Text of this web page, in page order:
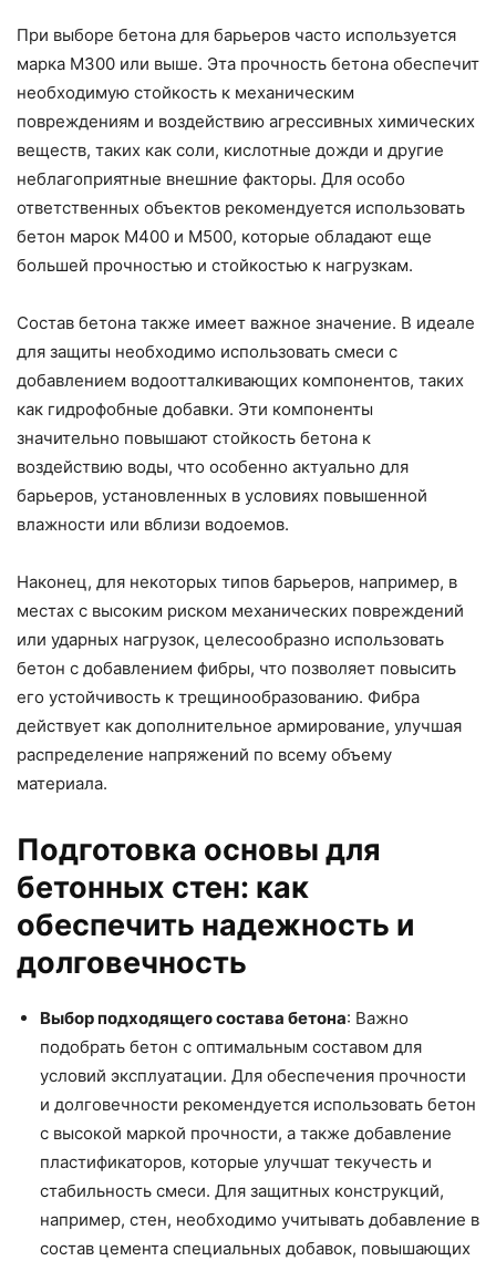
При выборе бетона для барьеров часто используется
марка М300 или выше. Эта прочность бетона обеспечит
необходимую стойкость к механическим
повреждениям и воздействию агрессивных химических
веществ, таких как соли, кислотные дожди и другие
неблагоприятные внешние факторы. Для особо
ответственных объектов рекомендуется использовать
бетон марок М400 и М500, которые обладают еще
большей прочностью и стойкостью к нагрузкам.
Состав бетона также имеет важное значение. В идеале
для защиты необходимо использовать смеси с
добавлением водоотталкивающих компонентов, таких
как гидрофобные добавки. Эти компоненты
значительно повышают стойкость бетона к
воздействию воды, что особенно актуально для
барьеров, установленных в условиях повышенной
влажности или вблизи водоемов.
Наконец, для некоторых типов барьеров, например, в
местах с высоким риском механических повреждений
или ударных нагрузок, целесообразно использовать
бетон с добавлением фибры, что позволяет повысить
его устойчивость к трещинообразованию. Фибра
действует как дополнительное армирование, улучшая
распределение напряжений по всему объему
материала.
Подготовка основы для
бетонных стен: как
обеспечить надежность и
долговечность
Выбор подходящего состава бетона: Важно
подобрать бетон с оптимальным составом для
условий эксплуатации. Для обеспечения прочности
и долговечности рекомендуется использовать бетон
с высокой маркой прочности, а также добавление
пластификаторов, которые улучшат текучесть и
стабильность смеси. Для защитных конструкций,
например, стен, необходимо учитывать добавление в
состав цемента специальных добавок, повышающих